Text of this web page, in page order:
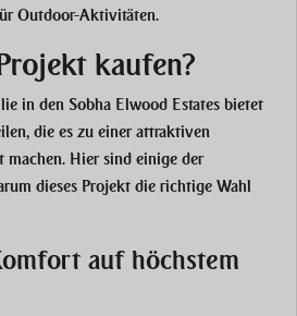
Outdoor-Aktivitäten.
kaufen?
in den Sobha Elwood Estates bietet
die es zu einerattraktiven
machen. Hier sind einige der
dieses Projekt die richtige Wahl
auf höchstem